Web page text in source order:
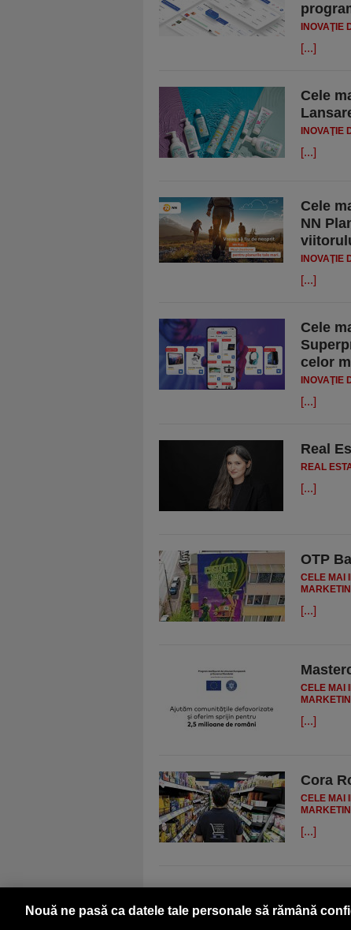
INOVAŢIE
[...]
Cele
INOVAŢIE
[...]
Cele
NN
INOVAŢIE
[...]
Cele
celor
INOVAŢIE
[...]
Real
REAL
[...]
OTP
CELE MAI
[...]
CELE MAI
[...]
Cora
CELE MAI
[...]
Nouă ne pasă ca datele tale personale să rămână